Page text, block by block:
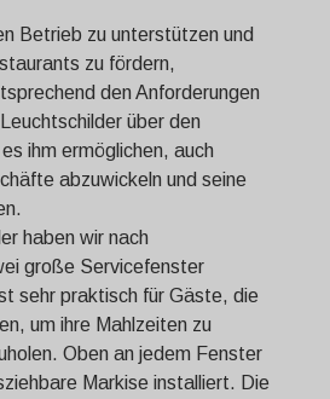
Betrieb zu unterstützen und
zu fördern,
den Anforderungen
über den
ihm ermöglichen, auch
abzuwickeln und seine
haben wir nach
große Servicefenster
sehr praktisch für Gäste, die
um ihre Mahlzeiten zu
Oben an jedem Fenster
Markise installiert. Die